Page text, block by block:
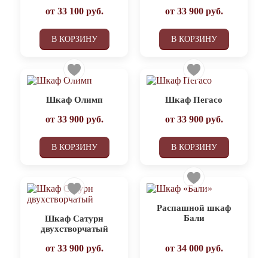
от 33 100руб.
В КОРЗИНУ
от 33 900руб.
В КОРЗИНУ
Шкаф Олимп
от 33 900руб.
В КОРЗИНУ
Шкаф Пегасо
от 33 900руб.
В КОРЗИНУ
Шкаф Сатурн
двухстворчатый
от 33 900руб.
Распашной шкаф
Бали
от 34 000руб.